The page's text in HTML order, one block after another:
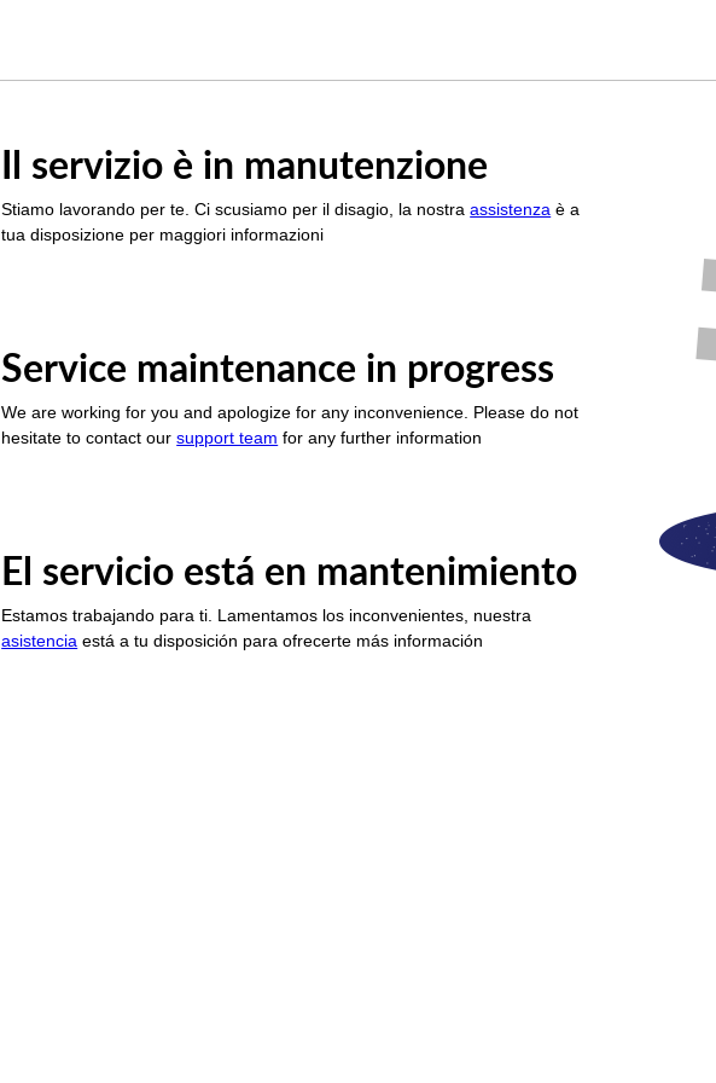
Il servizio è in manutenzione
Stiamo lavorando per te. Ci scusiamo per il disagio, la nostraassistenza è a
tua disposizione per maggiori informazioni
Service maintenance in progress
We are working for you and apologize for any inconvenience. Please do not
hesitate to contact oursupport team for any further information
El servicio está en mantenimiento
Estamos trabajando para ti. Lamentamos los inconvenientes, nuestra
asistencia está a tu disposición para ofrecerte más información